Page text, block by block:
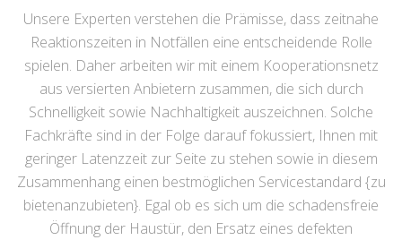
Unsere Experten verstehen die Prämisse, dass zeitnahe
Reaktionszeiten in Notfällen eine entscheidende Rolle
spielen. Daher arbeiten wir mit einem Kooperationsnetz
aus versierten Anbietern zusammen, die sich durch
Schnelligkeit sowie Nachhaltigkeit auszeichnen. Solche
Fachkräfte sind in der Folge darauf fokussiert, Ihnen mit
geringer Latenzzeit zur Seite zu stehen sowie in diesem
Zusammenhang einen bestmöglichen Servicestandard {zu
bietenanzubieten}. Egal ob es sich um die schadensfreie
Öffnung der Haustür, den Ersatz eines defekten